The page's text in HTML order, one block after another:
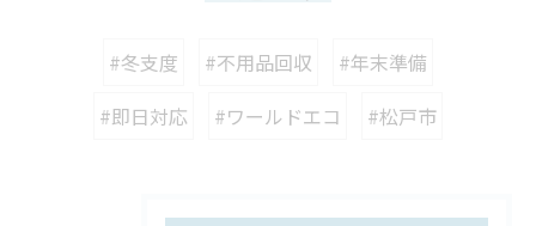
#冬支度 #不用品回収
#年末準備
#即日対応
#ワールドエコ #松戸市